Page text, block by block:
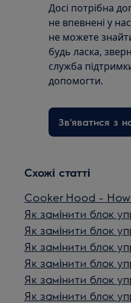
Досі потрібна
не впевнені у
не можете
будь ласка,
служба
допомогти.
Зв'яватися з
Схожі статті
Cooker Hood -
Як замінити блок
Як замінити блок
Як замінити блок
Як замінити блок
Як замінити блок
Як замінити блок